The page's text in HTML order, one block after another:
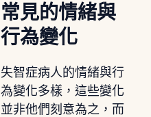
常見的情緒與
行為變化
失智症病人的情緒與行
為變化多樣，這些變化
並非他們刻意為之，而